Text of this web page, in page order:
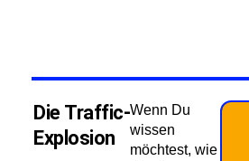
Die Traffic-
Explosion
Wenn Du
wissen
möchtest, wie